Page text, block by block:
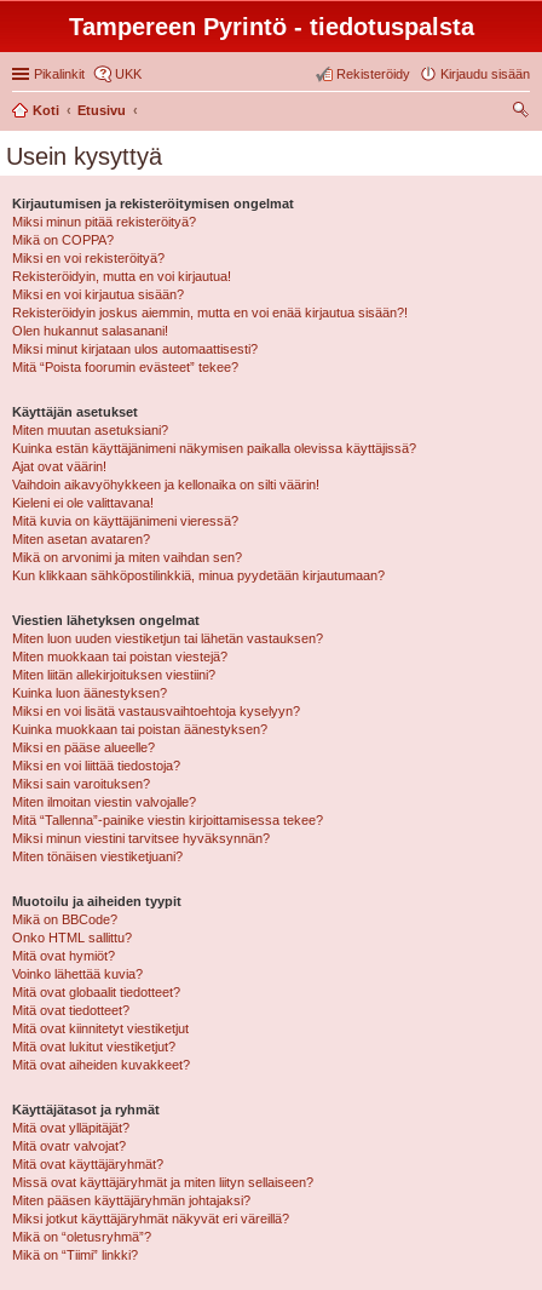
Tampereen Pyrintö - tiedotuspalsta
Pikalinkit UKK Kirjaudu sisään
Rekisteröidy
Koti
Etusivu
Usein kysyttyä
Kirjautumisen ja rekisteröitymisen ongelmat
Miksi minun pitää rekisteröityä?
Mikä on COPPA?
Miksi en voi rekisteröityä?
Rekisteröidyin, mutta en voi kirjautua!
Miksi en voi kirjautua sisään?
Rekisteröidyin joskus aiemmin, mutta en voi enää kirjautua sisään?!
Olen hukannut salasanani!
Miksi minut kirjataan ulos automaattisesti?
Mitä “Poista foorumin evästeet” tekee?
Käyttäjän asetukset
Miten muutan asetuksiani?
Kuinka estän käyttäjänimeni näkymisen paikalla olevissa käyttäjissä?
Ajat ovat väärin!
Vaihdoin aikavyöhykkeen ja kellonaika on silti väärin!
Kieleni ei ole valittavana!
Mitä kuvia on käyttäjänimeni vieressä?
Miten asetan avataren?
Mikä on arvonimi ja miten vaihdan sen?
Kun klikkaan sähköpostilinkkiä, minua pyydetään kirjautumaan?
Viestien lähetyksen ongelmat
Miten luon uuden viestiketjun tai lähetän vastauksen?
Miten muokkaan tai poistan viestejä?
Miten liitän allekirjoituksen viestiini?
Kuinka luon äänestyksen?
Miksi en voi lisätä vastausvaihtoehtoja kyselyyn?
Kuinka muokkaan tai poistan äänestyksen?
Miksi en pääse alueelle?
Miksi en voi liittää tiedostoja?
Miksi sain varoituksen?
Miten ilmoitan viestin valvojalle?
Mitä “Tallenna”-painike viestin kirjoittamisessa tekee?
Miksi minun viestini tarvitsee hyväksynnän?
Miten tönäisen viestiketjuani?
Muotoilu ja aiheiden tyypit
Mikä on BBCode?
Onko HTML sallittu?
Mitä ovat hymiöt?
Voinko lähettää kuvia?
Mitä ovat globaalit tiedotteet?
Mitä ovat tiedotteet?
Mitä ovat kiinnitetyt viestiketjut
Mitä ovat lukitut viestiketjut?
Mitä ovat aiheiden kuvakkeet?
Käyttäjätasot ja ryhmät
Mitä ovat ylläpitäjät?
Mitä ovatr valvojat?
Mitä ovat käyttäjäryhmät?
Missä ovat käyttäjäryhmät ja miten liityn sellaiseen?
Miten pääsen käyttäjäryhmän johtajaksi?
Miksi jotkut käyttäjäryhmät näkyvät eri väreillä?
Mikä on “oletusryhmä”?
Mikä on “Tiimi” linkki?